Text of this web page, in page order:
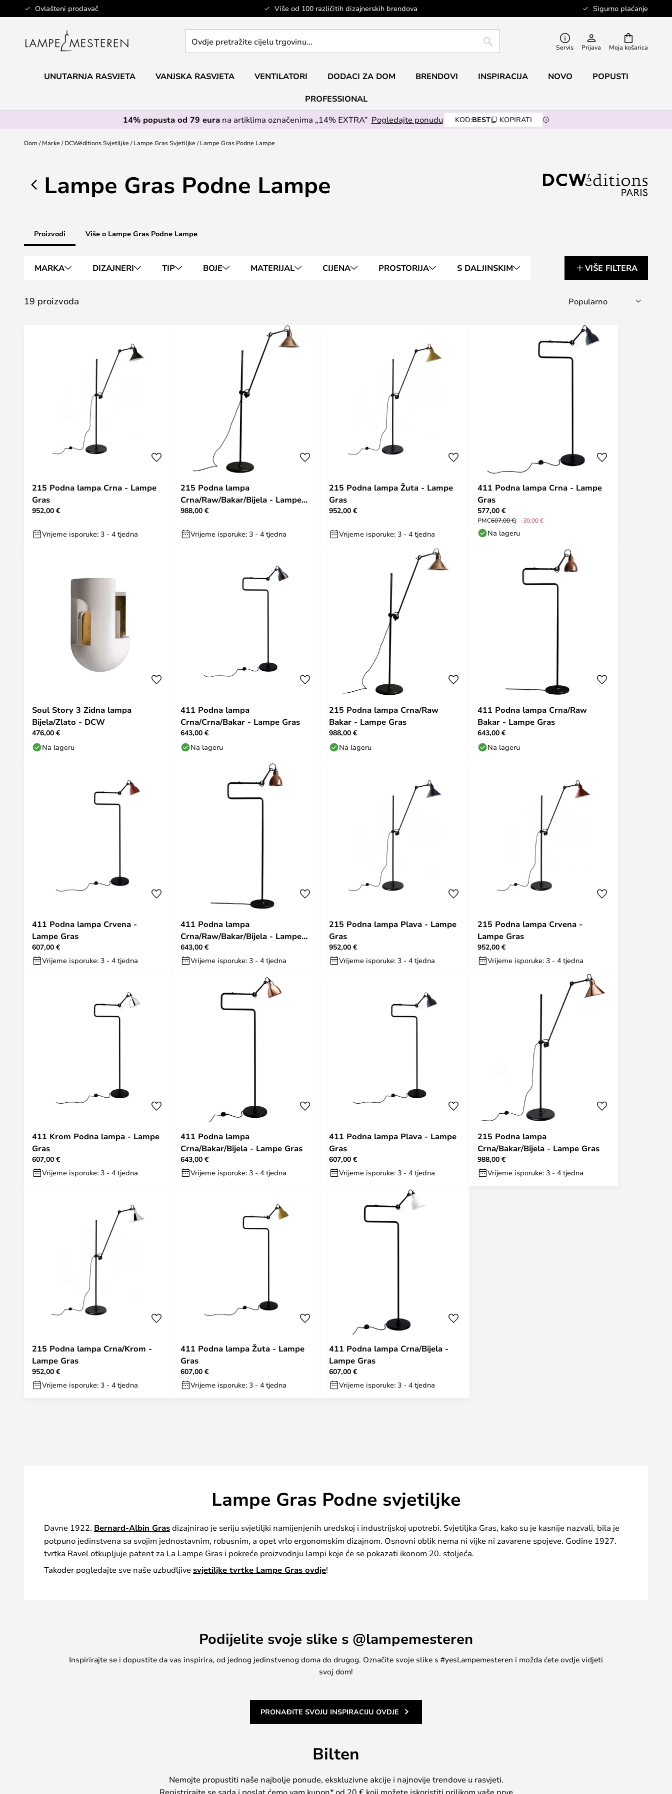
Ovlašteni prodavač Više od 100 različitih dizajnerskih brendova Sigurno plaćanje
Skip
to
Moja košarica
pretražite
trgovinu...
TRAŽI Servis Prijava
UNUTARNJA RASVJETA VANJSKA RASVJETA VENTILATORI DODACI ZA DOM BRENDOVI INSPIRACIJA NOVO POPUSTI
PROFESSIONAL
14% popusta od 79 eurana artiklima označenima „14% EXTRA” Pogledajte ponudu KOD:BEST KOPIRATI
Dom Marke DCWéditions Svjetiljke Lampe Gras Svjetiljke Lampe Gras Podne Lampe
Lampe Gras Podne Lampe
Proizvodi Više o Lampe Gras Podne Lampe
MARKA DIZAJNERI TIP BOJE MATERIJAL CIJENA PROSTORIJA S DALJINSKIM VIŠE FILTERA
19 proizvoda
215 Podna lampa Crna - Lampe
Gras
952,00 €
Vrijeme isporuke: 3 - 4 tjedna
215 Podna lampa
Crna/Raw/Bakar/Bijela - Lampe
Gras
988,00 €
Vrijeme isporuke: 3 - 4 tjedna
215 Podna lampa Žuta - Lampe
Gras
952,00 €
Vrijeme isporuke: 3 - 4 tjedna
411 Podna lampa Crna - Lampe
Gras
577,00 €
PMC607,00 € -30,00 €
Na lageru
Soul Story 3 Zidna lampa
Bijela/Zlato - DCW
476,00 €
Na lageru
411 Podna lampa
Crna/Crna/Bakar - Lampe Gras
643,00 €
Na lageru
215 Podna lampa Crna/Raw
Bakar - Lampe Gras
988,00 €
Na lageru
411 Podna lampa Crna/Raw
Bakar - Lampe Gras
643,00 €
Na lageru
411 Podna lampa Crvena -
Lampe Gras
607,00 €
Vrijeme isporuke: 3 - 4 tjedna
411 Podna lampa
Crna/Raw/Bakar/Bijela - Lampe
Gras
643,00 €
Vrijeme isporuke: 3 - 4 tjedna
215 Podna lampa Plava - Lampe
Gras
952,00 €
Vrijeme isporuke: 3 - 4 tjedna
215 Podna lampa Crvena -
Lampe Gras
952,00 €
Vrijeme isporuke: 3 - 4 tjedna
411 Krom Podna lampa - Lampe
Gras
607,00 €
Vrijeme isporuke: 3 - 4 tjedna
411 Podna lampa
Crna/Bakar/Bijela - Lampe Gras
643,00 €
Vrijeme isporuke: 3 - 4 tjedna
411 Podna lampa Plava - Lampe
Gras
607,00 €
Vrijeme isporuke: 3 - 4 tjedna
215 Podna lampa
Crna/Bakar/Bijela - Lampe Gras
988,00 €
Vrijeme isporuke: 3 - 4 tjedna
215 Podna lampa Crna/Krom -
Lampe Gras
952,00 €
Vrijeme isporuke: 3 - 4 tjedna
411 Podna lampa Žuta - Lampe
Gras
607,00 €
Vrijeme isporuke: 3 - 4 tjedna
411 Podna lampa Crna/Bijela -
Lampe Gras
607,00 €
Vrijeme isporuke: 3 - 4 tjedna
Lampe Gras Podne svjetiljke
Davne 1922. Bernard-Albin Grasdizajnirao je seriju svjetiljki namijenjenih uredskoj i industrijskoj upotrebi. Svjetiljka Gras, kako su je kasnije nazvali, bila je
potpuno jedinstvena sa svojim jednostavnim, robusnim, a opet vrlo ergonomskim dizajnom. Osnovni oblik nema ni vijke ni zavarene spojeve. Godine 1927.
tvrtka Ravel otkupljuje patent za La Lampe Gras i pokreće proizvodnju lampi koje će se pokazati ikonom 20. stoljeća.
Također pogledajte sve naše uzbudljive svjetiljke tvrtke Lampe Gras ovdje!
Podijelite svoje slike s @lampemesteren
Inspirirajte se i dopustite da vas inspirira, od jednog jedinstvenog doma do drugog. Označite svoje slike s #yesLampemesteren i možda ćete ovdje vidjeti
svoj dom!
PRONAĐITE SVOJU INSPIRACIJU OVDJE
Bilten
Nemojte propustiti naše najbolje ponude, ekskluzivne akcije i najnovije trendove u rasvjeti.
Registrirajte se sada i poslat ćemo vam kupon* od 20 € koji možete iskoristiti prilikom vaše prve